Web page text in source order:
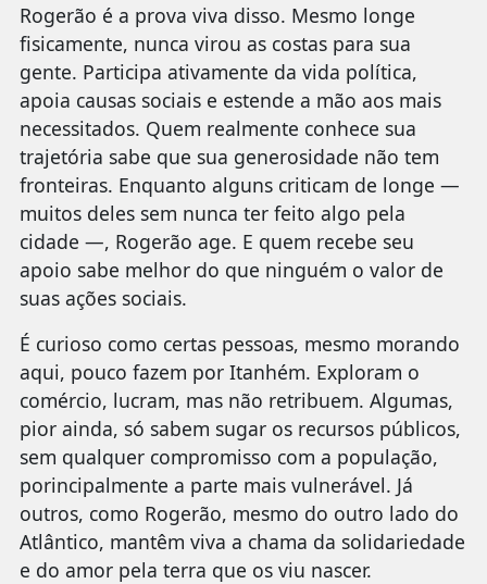
Rogerão é a prova viva disso. Mesmo longe
fisicamente, nunca virou as costas para sua
gente. Participa ativamente da vida política,
apoia causas sociais e estende a mão aos mais
necessitados. Quem realmente conhece sua
trajetória sabe que sua generosidade não tem
fronteiras. Enquanto alguns criticam de longe —
muitos deles sem nunca ter feito algo pela
cidade —, Rogerão age. E quem recebe seu
apoio sabe melhor do que ninguém o valor de
suas ações sociais.
É curioso como certas pessoas, mesmo morando
aqui, pouco fazem por Itanhém. Exploram o
comércio, lucram, mas não retribuem. Algumas,
pior ainda, só sabem sugar os recursos públicos,
sem qualquer compromisso com a população,
porincipalmente a parte mais vulnerável. Já
outros, como Rogerão, mesmo do outro lado do
Atlântico, mantêm viva a chama da solidariedade
e do amor pela terra que os viu nascer.